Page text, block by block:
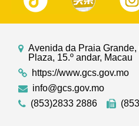
Avenida da Praia
Plaza, 15.º andar, Macau
https://www.gcs.gov.mo
info@gcs.gov.mo
(853)2833 2886